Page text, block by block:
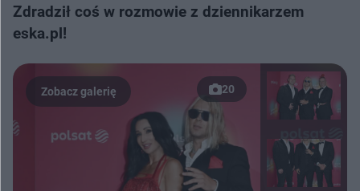
Zdradził coś w rozmowie z dziennikarzem
eska.pl!
20